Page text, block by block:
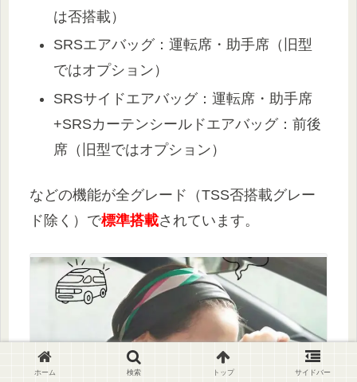
は否搭載）
SRSエアバッグ：運転席・助手席（旧型
ではオプション）
SRSサイドエアバッグ：運転席・助手席
+SRSカーテンシールドエアバッグ：前後
席（旧型ではオプション）
などの機能が全グレード（TSS否搭載グレー
ド除く）で標準搭載されています。
ホーム 検索 トップ サイドバー